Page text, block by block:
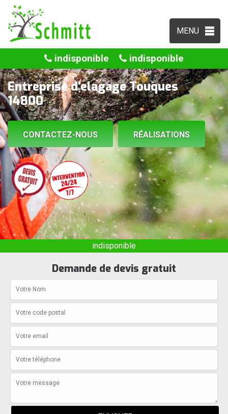
MENU
indisponible indisponible
Entreprise d'elagage Touques
14800
CONTACTEZ-NOUS RÉALISATIONS
indisponible
Demande de devis gratuit